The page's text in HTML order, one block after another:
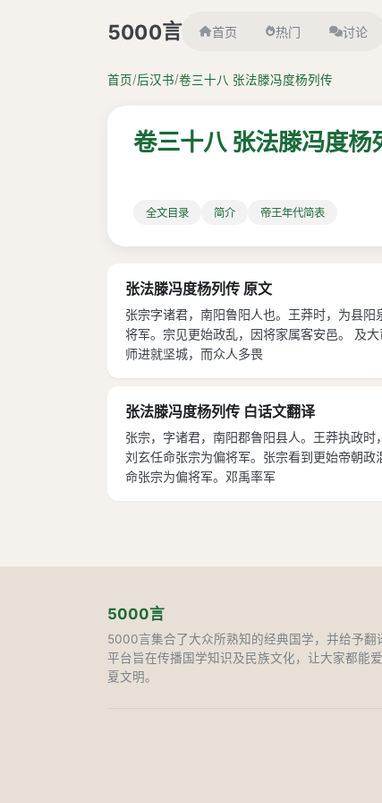
5000言 首页 热门 讨论
首页/后汉书/卷三十八 张法滕冯度杨列传
卷三十八 张法滕冯度杨
全文目录 简介 帝王年代简表
张法滕冯度杨列传 原文
张宗字诸君，南阳鲁阳人也。王莽时，为县
将军。宗见更始政乱，因将家属客安邑。 及
师进就坚城，而众人多畏
张法滕冯度杨列传 白话文翻译
张宗，字诸君，南阳郡鲁阳县人。王莽执政
刘玄任命张宗为偏将军。张宗看到更始帝朝
命张宗为偏将军。邓禹率军
5000言
5000言集合了大众所熟知的经典国学，并给予翻
平台旨在传播国学知识及民族文化，让大家都能
夏文明。